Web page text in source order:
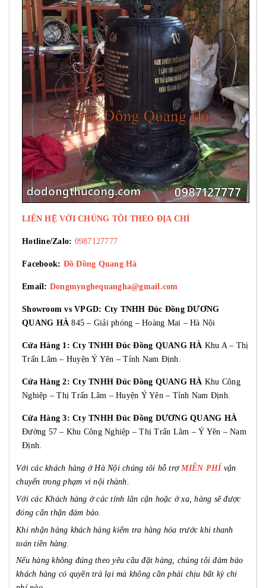
LIÊN HỆ VỚI CHÚNG TÔI THEO ĐỊA CHỈ
Hotline/Zalo: 0987127777
Facebook: Đồ Đồng Quang Hà
Email: Dongmynghequangha@gmail.com
Showroom vs VPGD: Cty TNHH Đúc Đồng DƯƠNG
QUANG HÀ 845 – Giải phóng – Hoàng Mai – Hà Nội
Cửa Hàng 1: Cty TNHH Đúc Đồng QUANG HÀ Khu A – Thị
Trấn Lâm – Huyện Ý Yên – Tỉnh Nam Định.
Cửa Hàng 2: Cty TNHH Đúc Đồng QUANG HÀ Khu Công
Nghiệp – Thị Trấn Lâm – Huyện Ý Yên – Tỉnh Nam Định.
Cửa Hàng 3: Cty TNHH Đúc Đồng DƯƠNG QUANG HÀ
Đường 57 – Khu Công Nghiệp – Thị Trấn Lâm – Ý Yên – Nam
Định.
Với các khách hàng ở Hà Nội chúng tôi hỗ trợ MIỄN PHÍ vận
chuyển trong phạm vi nội thành.
Với các Khách hàng ở các tỉnh lân cận hoặc ở xa, hàng sẽ được
đóng cẩn thận đảm bảo.
Khi nhận hàng khách hàng kiểm tra hàng hóa trước khi thanh
toán tiền hàng.
Nếu hàng không đúng theo yêu cầu đặt hàng, chúng tôi đảm bảo
khách hàng có quyền trả lại mà không cần phải chịu bất kỳ chi